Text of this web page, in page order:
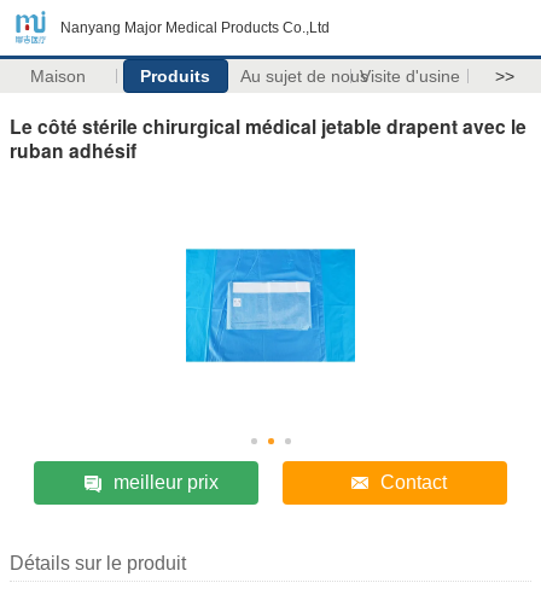
Nanyang Major Medical Products Co.,Ltd
Maison Produits Au sujet de nousVisite d'usine >>
Le côté stérile chirurgical médical jetable drapent avec le
ruban adhésif
meilleur prix Contact
Détails sur le produit